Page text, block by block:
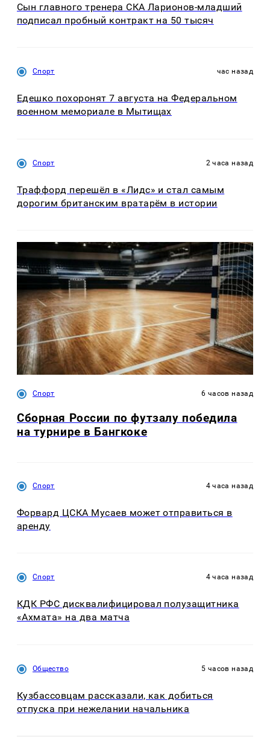
Сын главного тренера СКА Ларионов-младший
подписал пробный контракт на 50 тысяч
Спорт час назад
Едешко похоронят 7 августа на Федеральном
военном мемориале в Мытищах
Спорт 2 часа назад
Траффорд перешёл в «Лидс» и стал самым
дорогим британским вратарём в истории
Спорт 6 часов назад
Сборная России по футзалу победила
на турнире в Бангкоке
Спорт 4 часа назад
Форвард ЦСКА Мусаев может отправиться в
аренду
Спорт 4 часа назад
КДК РФС дисквалифицировал полузащитника
«Ахмата» на два матча
Общество 5 часов назад
Кузбассовцам рассказали, как добиться
отпуска при нежелании начальника